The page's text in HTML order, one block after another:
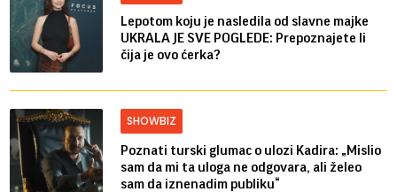
Lepotom koju je nasledila od slavne majke
UKRALA JE SVE POGLEDE: Prepoznajete li
čija je ovo ćerka?
SHOWBIZ
Poznati turski glumac o ulozi Kadira: „Mislio
sam da mi ta uloga ne odgovara, ali želeo
sam da iznenadim publiku“